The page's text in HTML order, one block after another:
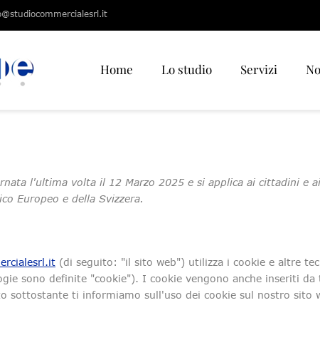
Home Lo studio Servizi
l'ultima volta il 12 Marzo 2025 e si applica ai cittadini e
Europeo e della Svizzera.
(di seguito: "il sito web") utilizza i cookie e altre
sono definite "cookie"). I cookie vengono anche inseriti da
sottostante ti informiamo sull'uso dei cookie sul nostro sito